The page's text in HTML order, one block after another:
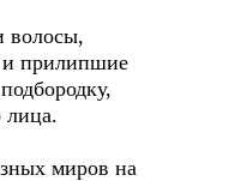
волосы,
и прилипшие
лица.
миров на